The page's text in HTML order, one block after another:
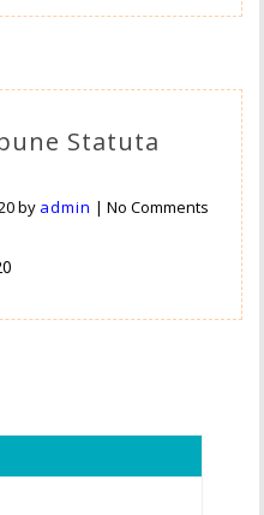
Statuta
by admin |No Comments